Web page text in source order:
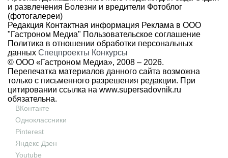
и развлечения Болезни и вредители Фотоблог
(фотогалереи)
Редакция Контактная информация Реклама в ООО
"Гастроном Медиа" Пользовательское соглашение
Политика в отношении обработки персональных
данных Спецпроекты Конкурсы
© ООО «Гастроном Медиа», 2008 – 2026.
Перепечатка материалов данного сайта возможна
только с письменного разрешения редакции. При
цитировании ссылка на www.supersadovnik.ru
обязательна.
ВКонтакте
Одноклассники
Pinterest
Яндекс Дзен
Youtube